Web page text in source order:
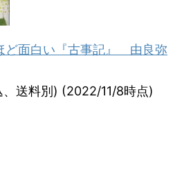
ど面白い『古事記』 由良弥
送料別) (2022/11/8時点)